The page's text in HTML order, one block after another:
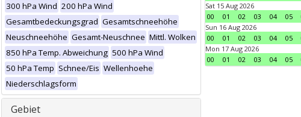
300 hPa Wind 200 hPa Wind
Gesamtbedeckungsgrad Gesamtschneehöhe
Neuschneehöhe Gesamt-Neuschnee Mittl. Wolken
850 hPa Temp. Abweichung 500 hPa Wind
50 hPa Temp Schnee/Eis Wellenhoehe
Niederschlagsform
Gebiet
Sat 15 Aug 2026
00
01 02 03 04 05
Sun 16 Aug 2026
00
01 02 03 04 05
Mon 17 Aug 2026
00
01 02 03 04 05